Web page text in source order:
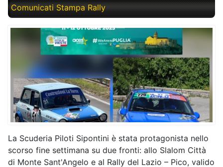
Comunicati Stampa Rally
La Scuderia Piloti Sipontini è stata protagonista nello
scorso fine settimana su due fronti: allo Slalom Città
di Monte Sant'Angelo e al Rally del Lazio – Pico, valido